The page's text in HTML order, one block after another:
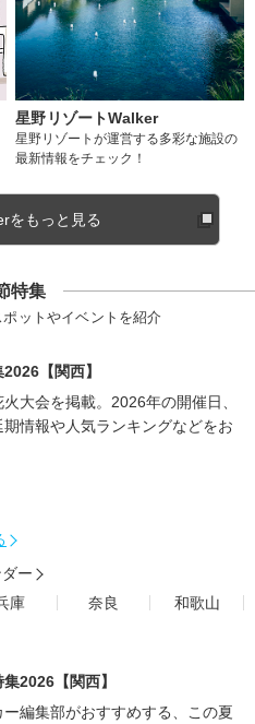
星野リゾートWalker
星野リゾートが運営する多彩な施設の
最新情報をチェック！
をもっと見る
特集
ットやイベントを紹介
【関西】
大会を掲載。2026年の開催日、
期情報や人気ランキングなどをお
ー
庫 奈良
和歌山
2026【関西】
ー編集部がおすすめする、この夏